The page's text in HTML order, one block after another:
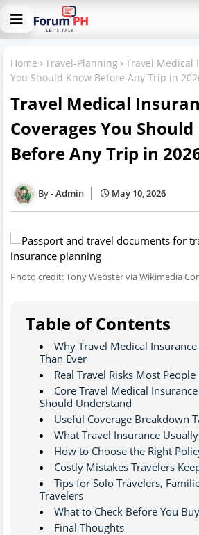
Home Travel-Planning
Travel Medical
You Should Know Before Any Trip in
Travel Medical
Coverages You
Before Any Trip in
Admin May 10, 2026
Photo credit: Tony Webster via Wikimedia
Table of Contents
Why Travel Medical
Than Ever
Real Travel Risks Most
Core Travel Medical
Should Understand
Useful Coverage Breakdown
What Travel Insurance
How to Choose the Right
Costly Mistakes Travelers
Tips for Solo Travelers,
Travelers
What to Check Before You Buy
Final Thoughts